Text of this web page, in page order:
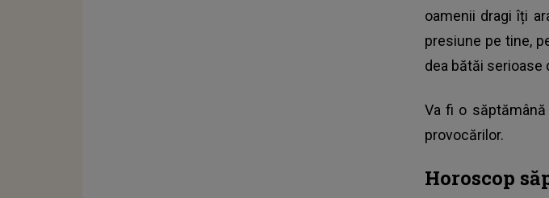
oamenii dragi îți
presiune pe tine,
dea bătăi serioase
Va fi o
provocărilor.
Horoscop